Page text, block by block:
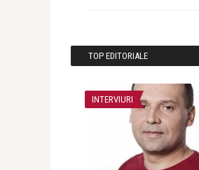
TOP EDITORIALE
INTERVIURI